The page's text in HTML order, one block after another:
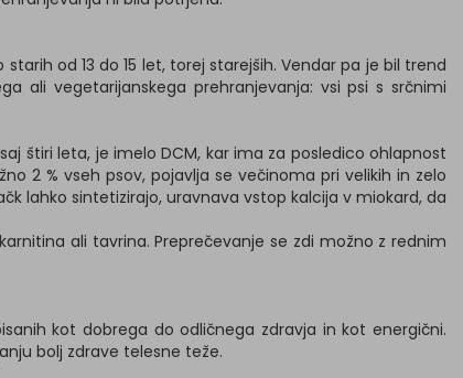
od 13 do 15 let, torej starejših. Vendar pa je bil trend
ali vegetarijanskega prehranjevanja: vsi psi s srčnimi
štiri leta, je imelo DCM, kar ima za posledico ohlapnost
2 % vseh psov, pojavlja se večinoma pri velikih in zelo
lahko sintetizirajo, uravnava vstop kalcija v miokard, da
ali tavrina. Preprečevanje se zdi možno z rednim
kot dobrega do odličnega zdravja in kot energični.
bolj zdrave telesne teže.